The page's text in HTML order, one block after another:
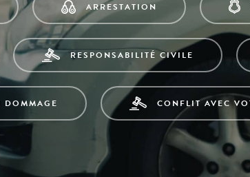
ARRESTATION
RESPONSABILITÉ CIVILE
DOMMAGE CONFLIT AVEC